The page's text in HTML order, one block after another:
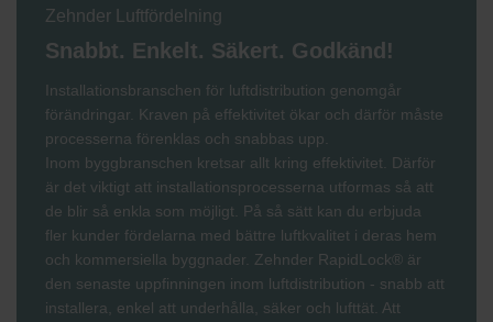
Zehnder Luftfördelning
Snabbt. Enkelt. Säkert. Godkänd!
Installationsbranschen för luftdistribution genomgår
förändringar. Kraven på effektivitet ökar och därför måste
processerna förenklas och snabbas upp.
Inom byggbranschen kretsar allt kring effektivitet. Därför
är det viktigt att installationsprocesserna utformas så att
de blir så enkla som möjligt. På så sätt kan du erbjuda
fler kunder fördelarna med bättre luftkvalitet i deras hem
och kommersiella byggnader. Zehnder RapidLock® är
den senaste uppfinningen inom luftdistribution - snabb att
installera, enkel att underhålla, säker och lufttät. Att